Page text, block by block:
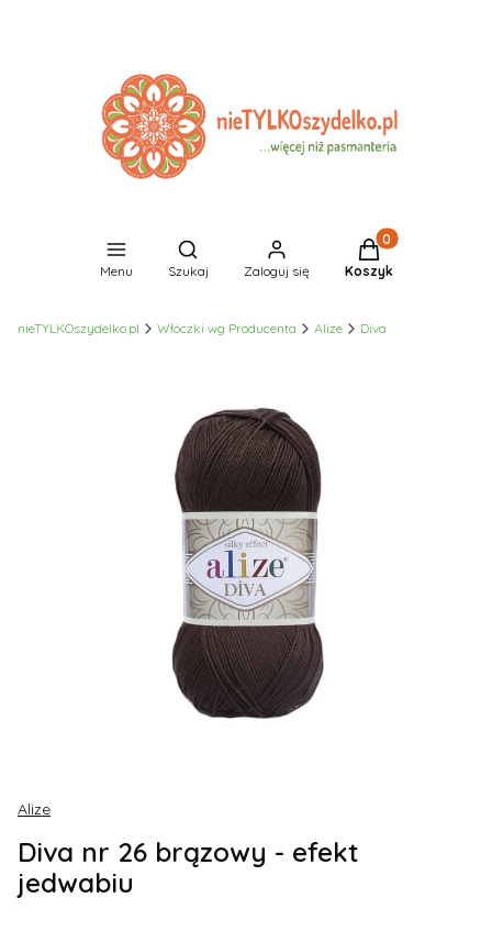
Menu
Otwórz wyszukiwarkę
Szukaj Zaloguj się
Produkty w
Koszyk
nieTYLKOszydelko.pl Włóczki wg Producenta Alize Diva
Alize
Diva nr 26 brązowy - efekt
jedwabiu